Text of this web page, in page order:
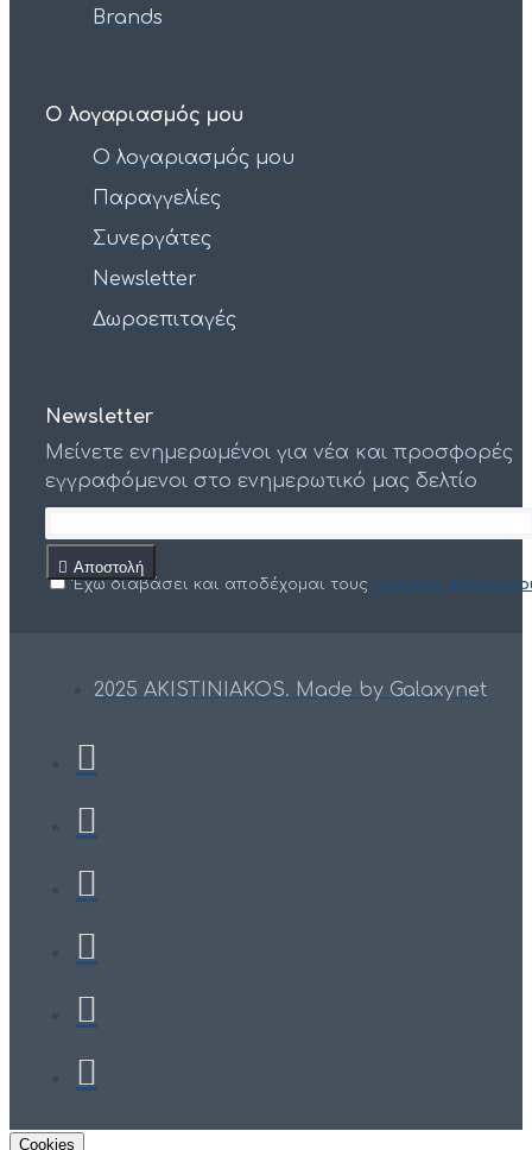
Brands
Ο λογαριασμός μου
Ο λογαριασμός μου
Παραγγελίες
Συνεργάτες
Newsletter
Δωροεπιταγές
Newsletter
Μείνετε ενημερωμένοι για νέα και προσφορές
εγγραφόμενοι στο ενημερωτικό μας δελτίο
Αποστολή
Έχω διαβάσει και αποδέχομαι τους Πολιτική
2025 AKISTINIAKOS. Made by Galaxynet
Cookies